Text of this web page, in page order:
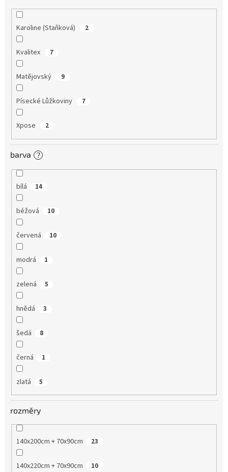
Karoline (Staňková) 2
Kvalitex 7
Matějovský 9
Písecké Lůžkoviny 7
Xpose 2
barva ?
bílá 14
béžová 10
červená 10
modrá 1
zelená 5
hnědá 3
šedá 8
černá 1
zlatá 5
rozměry
140x200cm + 70x90cm 23
140x220cm + 70x90cm 10